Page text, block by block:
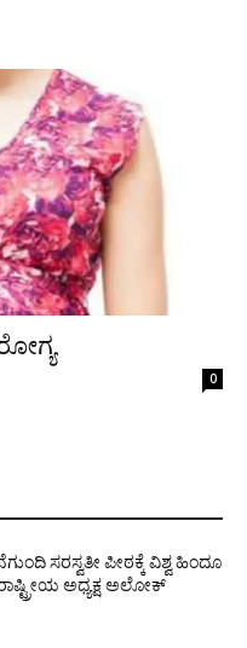
0
ಸರಸ್ವತೀ ಪೀಠಕ್ಕೆ ವಿಶ್ವ ಹಿಂದೂ
ಅಧ್ಯಕ್ಷ ಅಲೋಕ್